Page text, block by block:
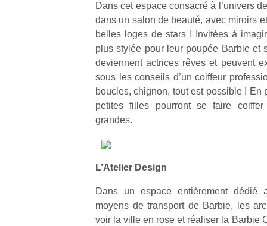
Dans cet espace consacré à l’univers
dans un salon de beauté, avec miroirs
belles loges de stars ! Invitées à
plus stylée pour leur poupée Barbie et
deviennent actrices rêves et peuvent
sous les conseils d’un coiffeur
boucles, chignon, tout est possible ! En
petites filles pourront se faire
grandes.
L’Atelier Design
Dans un espace entièrement dédié
moyens de transport de Barbie, les
voir la ville en rose et réaliser la Barbie